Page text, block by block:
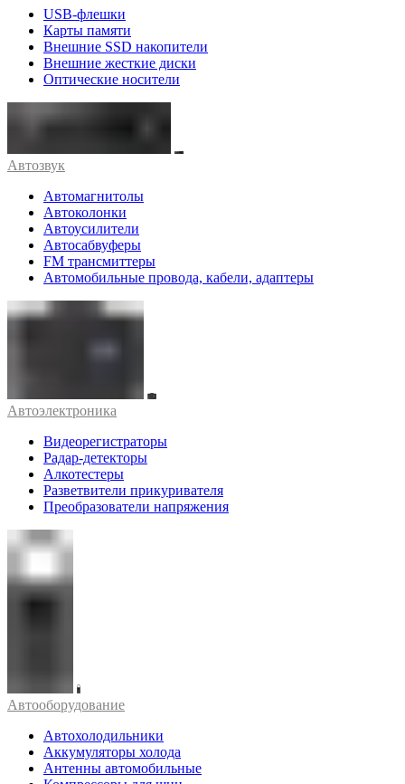
USB-флешки
Карты памяти
Внешние SSD накопители
Внешние жесткие диски
Оптические носители
Автозвук
Автомагнитолы
Автоколонки
Автоусилители
Автосабвуферы
FM трансмиттеры
Автомобильные провода, кабели, адаптеры
Автоэлектроника
Видеорегистраторы
Радар-детекторы
Алкотестеры
Разветвители прикуривателя
Преобразователи напряжения
Автооборудование
Автохолодильники
Аккумуляторы холода
Антенны автомобильные